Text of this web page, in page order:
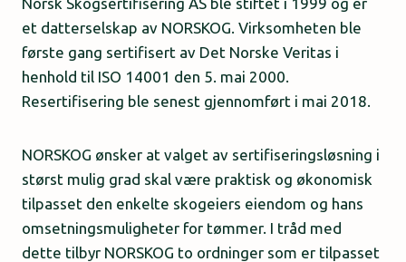
et datterselskap av NORSKOG. Virksomheten ble
første gang sertifisert av Det Norske Veritas i
henhold til ISO 14001 den 5. mai 2000.
Resertifisering ble senest gjennomført i mai 2018.
NORSKOG ønsker at valget av sertifiseringsløsning i
størst mulig grad skal være praktisk og økonomisk
tilpasset den enkelte skogeiers eiendom og hans
omsetningsmuligheter for tømmer. I tråd med
dette tilbyr NORSKOG to ordninger som er tilpasset